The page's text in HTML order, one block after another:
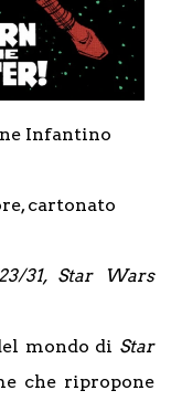
Infantino
cartonato
31, Star Wars
mondo di Star
che ripropone